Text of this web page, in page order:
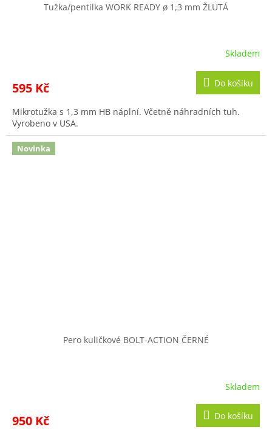
Tužka/pentilka WORK READY ø 1,3 mm ŽLUTÁ
Skladem
595 Kč Do košíku
Mikrotužka s 1,3 mm HB náplní. Včetně náhradních tuh.
Vyrobeno v USA.
Novinka
Pero kuličkové BOLT-ACTION ČERNÉ
Skladem
950 Kč Do košíku